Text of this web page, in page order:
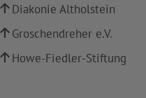
Diakonie Altholstein
Groschendreher e.V.
Howe-Fiedler-Stiftung